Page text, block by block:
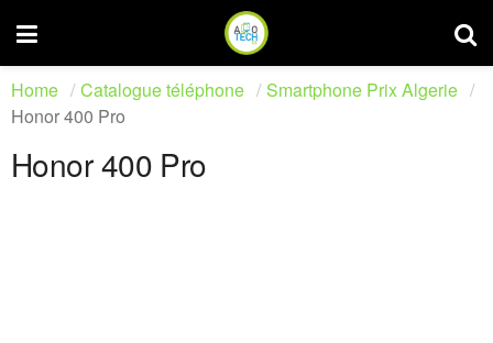
Home Catalogue téléphone
Smartphone Prix Algerie
Honor 400 Pro
Honor 400 Pro